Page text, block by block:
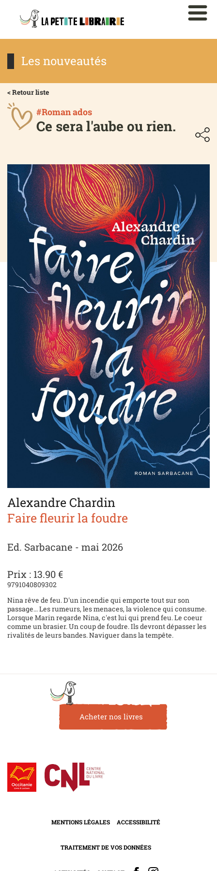
Les nouveautés
< Retour liste
#Roman ados
Ce sera l'aube ou rien.
Alexandre Chardin
Faire fleurir la foudre
Ed. Sarbacane - mai 2026
Prix : 13.90 €
9791040809302
Nina rêve de feu. D'un incendie qui emporte tout sur son
passage... Les rumeurs, les menaces, la violence qui consume.
Lorsque Marin regarde Nina, c'est lui qui prend feu. Le coeur
comme un brasier. Un coup de foudre. Ils devront dépasser les
rivalités de leurs bandes. Naviguer dans la tempête.
Acheter nos livres
MENTIONS LÉGALES ACCESSIBILITÉ
TRAITEMENT DE VOS DONNÉES